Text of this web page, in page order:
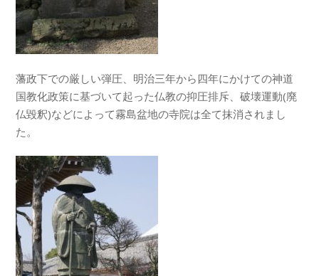
藩政下での厳しい弾圧、明治三年から四年にかけての神道
国教化政策に基づいて起った仏教の抑圧排斥、破壊運動(廃
仏毀釈)などによって霧島盆地の寺院は全て抹消されまし
た。